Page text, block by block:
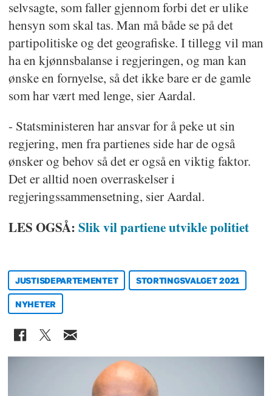
selvsagte, som faller gjennom forbi det er ulike
hensyn som skal tas. Man må både se på det
partipolitiske og det geografiske. I tillegg vil man
ha en kjønnsbalanse i regjeringen, og man kan
ønske en fornyelse, så det ikke bare er de gamle
som har vært med lenge, sier Aardal.
- Statsministeren har ansvar for å peke ut sin
regjering, men fra partienes side har de også
ønsker og behov så det er også en viktig faktor.
Det er alltid noen overraskelser i
regjeringssammensetning, sier Aardal.
LES OGSÅ:Slik vil partiene utvikle politiet
JUSTISDEPARTEMENTET STORTINGSVALGET 2021
NYHETER